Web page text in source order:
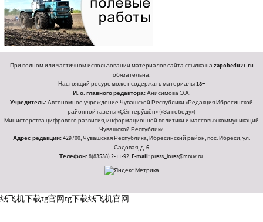
При полном или частичном использовании материалов сайта ссылка наzapobedu21.ru
обязательна.
Настоящий ресурс может содержать материалы18+
И. о. главного редактора:Анисимова Э.А.
Учредитель:Автономное учреждение Чувашской Республики «Редакция Ибресинской
районной газеты «Ҫӗнтерӳшӗн» («За победу»)
Министерства цифрового развития, информационной политики и массовых коммуникаций
Чувашской Республики
Адрес редакции:429700, Чувашская Республика, Ибресинский район, пос. Ибреси, ул.
Садовая, д. 6
Телефон:8(83538) 2-11-92,E-mail:press_ibres@rchuv.ru
纸飞机下载tg官网tg下载纸飞机官网